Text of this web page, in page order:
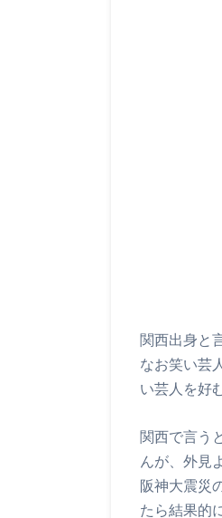
関西出身と
なお笑い芸
い芸人を好
関西で言う
んが、外見
阪神大震災
たら結果的